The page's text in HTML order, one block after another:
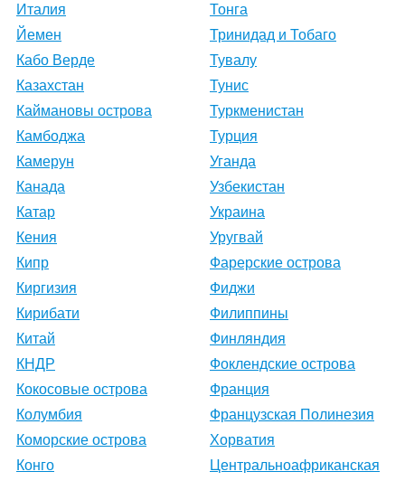
Италия
Йемен
Кабо Верде
Казахстан
Каймановы острова
Камбоджа
Камерун
Канада
Катар
Кения
Кипр
Киргизия
Кирибати
Китай
КНДР
Кокосовые острова
Колумбия
Коморские острова
Конго
Тонга
Тринидад и Тобаго
Тувалу
Тунис
Туркменистан
Турция
Уганда
Узбекистан
Украина
Уругвай
Фарерские острова
Фиджи
Филиппины
Финляндия
Фоклендские острова
Франция
Французская Полинезия
Хорватия
Центральноафриканская